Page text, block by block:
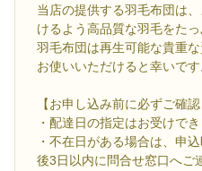
当店の提供する羽毛布団は
けるよう高品質な羽毛をたっ
羽毛布団は再生可能な貴重
お使いいただけると幸いです
【お申し込み前に必ずご確認
・配達日の指定はお受けでき
・不在日がある場合は、申
後3日以内に問合せ窓口へご